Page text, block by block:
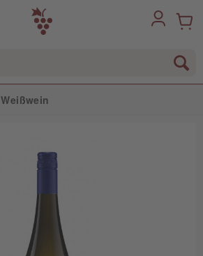
Weißwein